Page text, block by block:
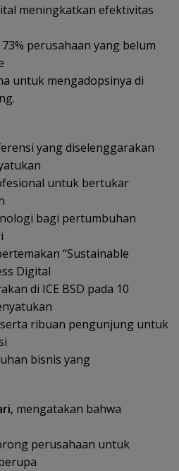
meningkatkan efektivitas
perusahaan yang belum
untuk mengadopsinya di
yang diselenggarakan
untuk bertukar
bagi pertumbuhan
“Sustainable
Digital
di ICE BSD pada 10
ribuan pengunjung untuk
bisnis yang
, mengatakan bahwa
perusahaan untuk